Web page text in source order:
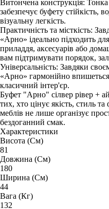
Витончена конструкція:
забезпечує буфету стійкість,
візуальну легкість.
Практичність та місткість:
«Арно» ідеально підходить
приладдя, аксесуарів або
вам підтримувати порядок,
Універсальність: Завдяки
«Арно» гармонійно впишеться
класичний інтер'єр.
Буфет "Арно" сілвер рівер +
тих, хто цінує якість, стиль
меблів не лише організує
бездоганний смак.
Характеристики
Висота (См)
81
Довжина (См)
180
Ширина (См)
44
Вага (Кг)
132